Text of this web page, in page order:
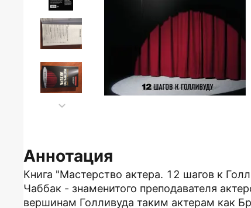
Аннотация
Книга "Мастерство актера. 12 шагов к
Чаббак - знаменитого преподавателя
вершинам Голливуда таким актерам как